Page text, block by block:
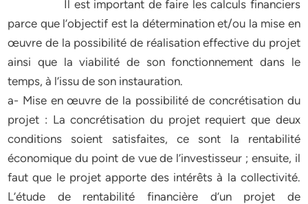
Il est important de faire les calculs financiers
parce que l’objectif est la détermination et/ou la mise en
œuvre de la possibilité de réalisation effective du projet
ainsi que la viabilité de son fonctionnement dans le
temps, à l’issu de son instauration.
a- Mise en œuvre de la possibilité de concrétisation du
projet : La concrétisation du projet requiert que deux
conditions soient satisfaites, ce sont la rentabilité
économique du point de vue de l’investisseur ; ensuite, il
faut que le projet apporte des intérêts à la collectivité.
L’étude de rentabilité financière d’un projet de